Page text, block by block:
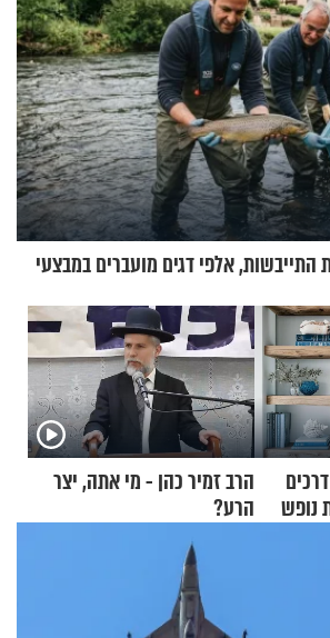
אלפי דגים מועברים במבצעי
בלי לצאת מהמזגן: 5 דרכים
נופש
הרב זמיר כהן - מי אתה, יצר
הרע?